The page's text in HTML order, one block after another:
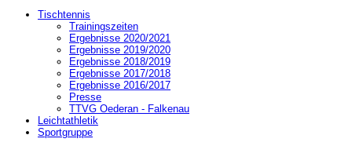
Tischtennis
Trainingszeiten
Ergebnisse 2020/2021
Ergebnisse 2019/2020
Ergebnisse 2018/2019
Ergebnisse 2017/2018
Ergebnisse 2016/2017
Presse
TTVG Oederan - Falkenau
Leichtathletik
Sportgruppe